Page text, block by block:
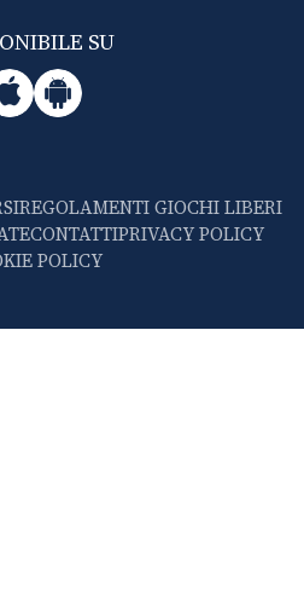
SU
REGOLAMENTI GIOCHI LIBERI
CONTATTIPRIVACY POLICY
POLICY